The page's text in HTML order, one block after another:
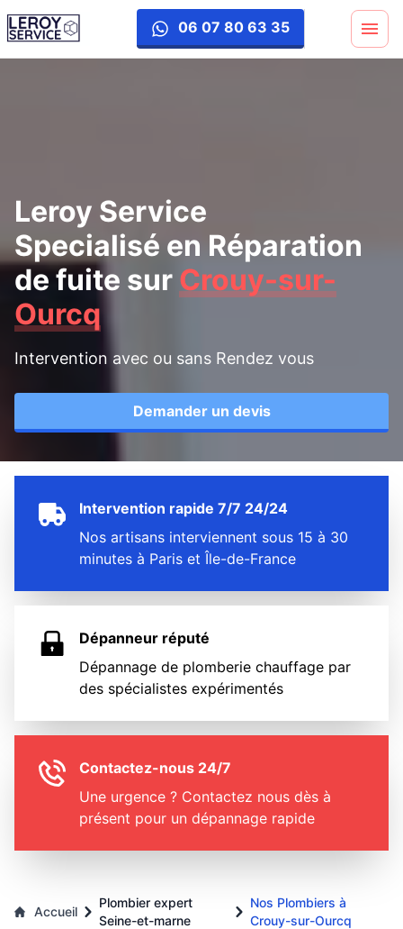
06 07 80 63 35
reparation-fuite
Leroy Service
Specialisé en Réparation
de fuite sur Crouy-sur-
Ourcq
Intervention avec ou sans Rendez vous
Demander un devis
Intervention rapide 7/7 24/24
Nos artisans interviennent sous 15 à 30
minutes à Paris et Île-de-France
Dépanneur réputé
Dépannage de plomberie chauffage par
des spécialistes expérimentés
Contactez-nous 24/7
Une urgence ? Contactez nous dès à
présent pour un dépannage rapide
Accueil
Plombier expert
Seine-et-marne
Nos Plombiers à
Crouy-sur-Ourcq